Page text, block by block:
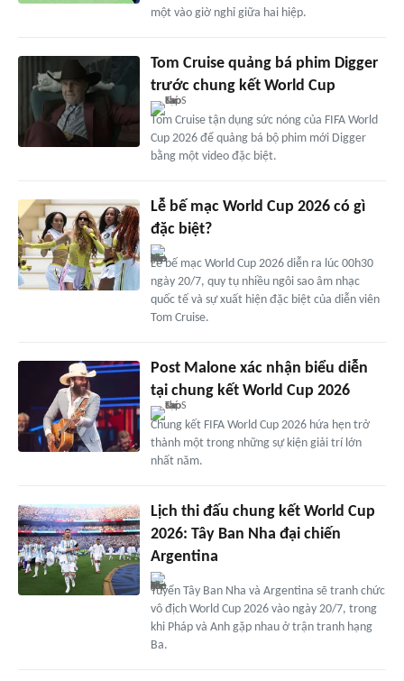
một vào giờ nghỉ giữa hai hiệp.
Tom Cruise quảng bá phim Digger
trước chung kết World Cup
Tom Cruise tận dụng sức nóng của FIFA World
Cup 2026 để quảng bá bộ phim mới Digger
bằng một video đặc biệt.
Lễ bế mạc World Cup 2026 có gì
đặc biệt?
Lễ bế mạc World Cup 2026 diễn ra lúc 00h30
ngày 20/7, quy tụ nhiều ngôi sao âm nhạc
quốc tế và sự xuất hiện đặc biệt của diễn viên
Tom Cruise.
Post Malone xác nhận biểu diễn
tại chung kết World Cup 2026
Chung kết FIFA World Cup 2026 hứa hẹn trở
thành một trong những sự kiện giải trí lớn
nhất năm.
Lịch thi đấu chung kết World Cup
2026: Tây Ban Nha đại chiến
Argentina
Tuyển Tây Ban Nha và Argentina sẽ tranh chức
vô địch World Cup 2026 vào ngày 20/7, trong
khi Pháp và Anh gặp nhau ở trận tranh hạng
Ba.